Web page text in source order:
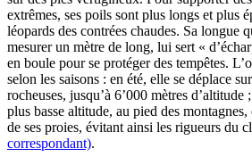
extrêmes, ses poils sont plus longs et plus
léopards des contrées chaudes. Sa longue
mesurer un mètre de long, lui sert «
en boule pour se protéger des tempêtes.
selon les saisons : en été, elle se déplace
rocheuses, jusqu’à 6’000 mètres
plus basse altitude, au pied des
de ses proies, évitant ainsi les rigueurs du
correspondant).